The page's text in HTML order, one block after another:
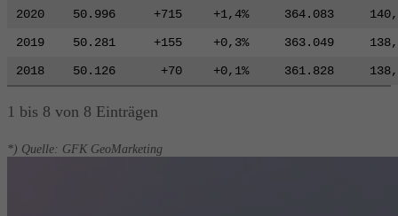
2020
50.996 +715 +1,4% 364.083
2019
50.281 +155 +0,3% 363.049
2018
50.126 +70 +0,1% 361.828
1 bis 8 von 8 Einträgen
*) Quelle: GFK GeoMarketing